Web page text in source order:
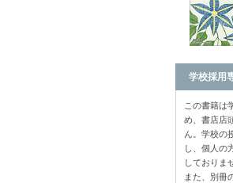
学校採用
この書籍は
め、書店店
ん。学校の
し、個人の
しておりま
また、別冊